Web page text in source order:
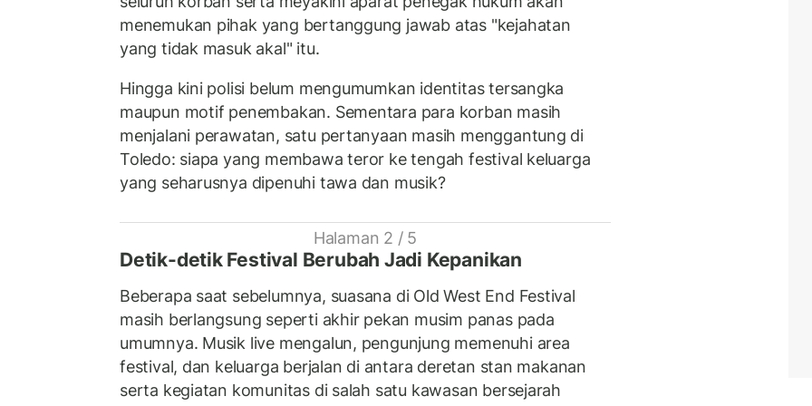
menemukan pihak yang bertanggung jawab atas "kejahatan
yang tidak masuk akal" itu.
Hingga kini polisi belum mengumumkan identitas tersangka
maupun motif penembakan. Sementara para korban masih
menjalani perawatan, satu pertanyaan masih menggantung di
Toledo: siapa yang membawa teror ke tengah festival keluarga
yang seharusnya dipenuhi tawa dan musik?
Halaman 2 / 5
Detik-detik Festival Berubah Jadi Kepanikan
Beberapa saat sebelumnya, suasana di Old West End Festival
masih berlangsung seperti akhir pekan musim panas pada
umumnya. Musik live mengalun, pengunjung memenuhi area
festival, dan keluarga berjalan di antara deretan stan makanan
serta kegiatan komunitas di salah satu kawasan bersejarah